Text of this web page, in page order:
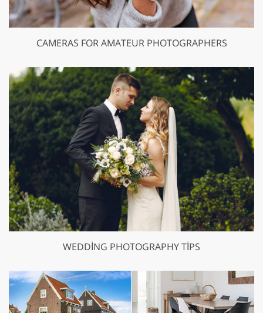
CAMERAS FOR AMATEUR PHOTOGRAPHERS
WEDDING PHOTOGRAPHY TIPS